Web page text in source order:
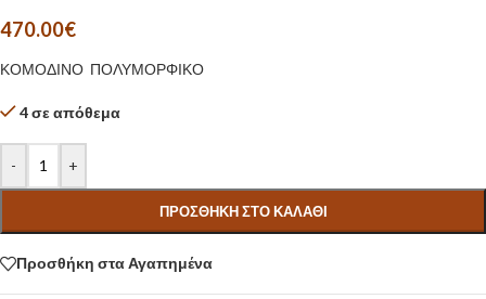
470.00€
ΚΟΜΟΔΙΝΟ ΠΟΛΥΜΟΡΦΙΚΟ
4 σε απόθεμα
- +
ΠΡΟΣΘΉΚΗ ΣΤΟ ΚΑΛΆΘΙ
Προσθήκη στα Αγαπημένα